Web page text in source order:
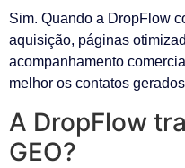
Sim. Quando a DropFlow
aquisição, páginas
acompanhamento
melhor os contatos
A DropFlow
GEO?